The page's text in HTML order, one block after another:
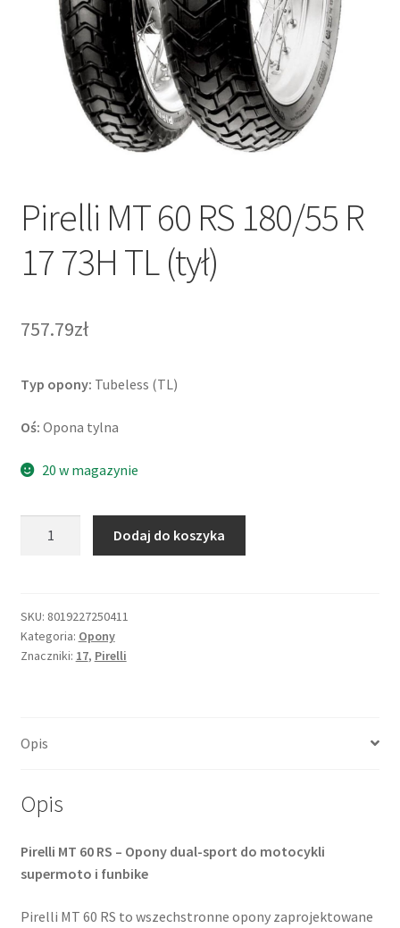
Pirelli MT 60 RS 180/55 R
17 73H TL (tył)
757.79zł
Typ opony: Tubeless (TL)
Oś: Opona tylna
20 w magazynie
RS
180/55
R
(tył)
Dodaj do koszyka
SKU: 8019227250411
Kategoria: Opony
Znaczniki: 17, Pirelli
Opis
Opis
Pirelli MT 60 RS – Opony dual-sport do motocykli
supermoto i funbike
Pirelli MT 60 RS to wszechstronne opony zaprojektowane